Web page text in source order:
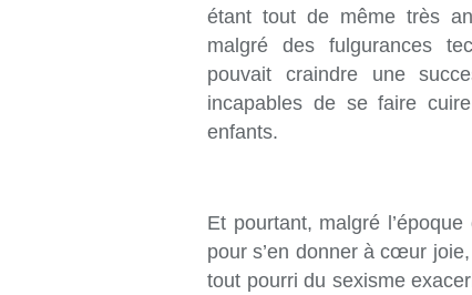
étant tout de même très
malgré des fulgurances
pouvait craindre une
incapables de se faire
enfants.
Et pourtant, malgré
pour s’en donner à cœur
tout pourri du sexisme